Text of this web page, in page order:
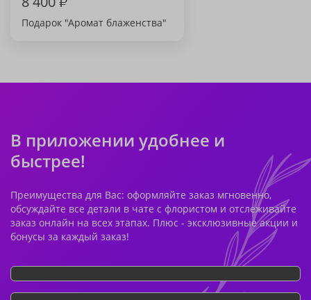
Подарок "Аромат блаженства"
В приложении удобнее и
быстрее!
Преимущества для Вас: оформляйте заказ мгновенно,
обсуждайте все детали в чате с флористом и отслеживайте
заказ онлайн на всех этапах. Плюс - эксклюзивные акции и
бонусы за каждый заказ!